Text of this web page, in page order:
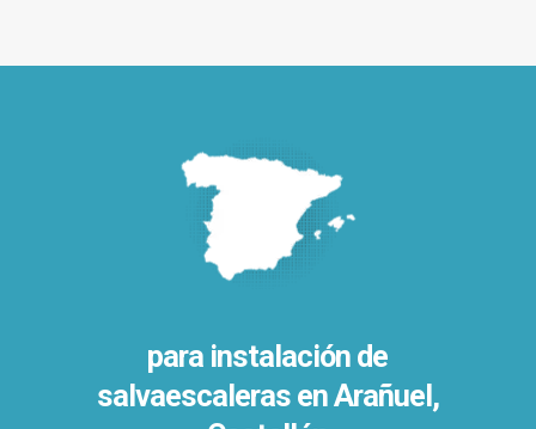
para instalación de
salvaescaleras enArañuel,